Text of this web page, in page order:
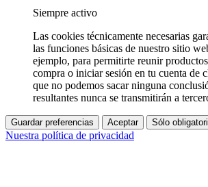
Siempre activo
Las cookies técnicamente necesarias
las funciones básicas de nuestro sitio
ejemplo, para permitirte reunir
compra o iniciar sesión en tu cuenta de
que no podemos sacar ninguna
resultantes nunca se transmitirán a
Guardar preferencias Aceptar Sólo
Nuestra política de privacidad